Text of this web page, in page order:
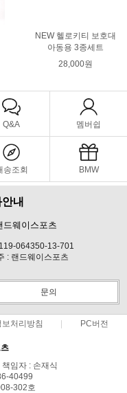
NEW 헬로키티 보호대
아동용 3종세트
28,000원
Q&A 멤버쉽
송조회 BMW
내
드웨이스포츠
064350-13-701
: 랜드웨이스포츠
문의
보처리방침 PC버전
임자 : 손재식
40499
302호